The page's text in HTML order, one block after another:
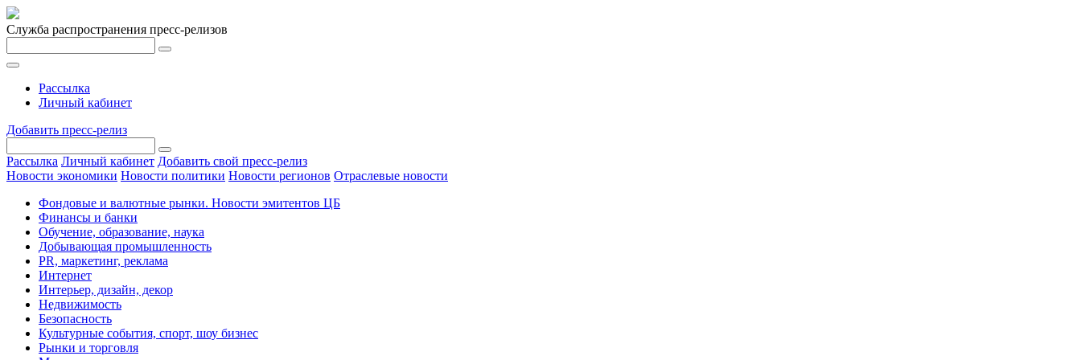
Служба распространения пресс-релизов
Рассылка
Личный кабинет
Добавить пресс-релиз
Рассылка Личный кабинет Добавить свой пресс-релиз
Новости экономики Новости политики Новости регионов Отраслевые новости
Фондовые и валютные рынки. Новости эмитентов ЦБ
Финансы и банки
Обучение, образование, наука
Добывающая промышленность
PR, маркетинг, реклама
Интернет
Интерьер, дизайн, декор
Недвижимость
Безопасность
Культурные события, спорт, шоу бизнес
Рынки и торговля